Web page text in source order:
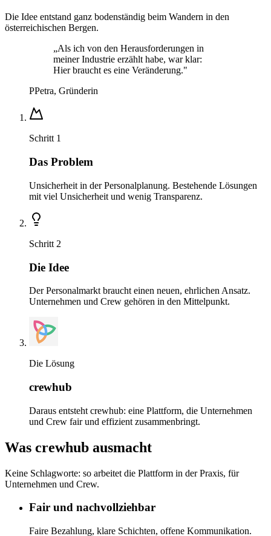
Die Idee entstand ganz bodenständig beim Wandern in den
österreichischen Bergen.
„Als ich von den Herausforderungen in
meiner Industrie erzählt habe, war klar:
Hier braucht es eine Veränderung."
PPetra, Gründerin
Schritt 1
Das Problem
Unsicherheit in der Personalplanung. Bestehende Lösungen
mit viel Unsicherheit und wenig Transparenz.
Schritt 2
Die Idee
Der Personalmarkt braucht einen neuen, ehrlichen Ansatz.
Unternehmen und Crew gehören in den Mittelpunkt.
Die Lösung
crewhub
Daraus entsteht crewhub: eine Plattform, die Unternehmen
und Crew fair und effizient zusammenbringt.
Was crewhub ausmacht
Keine Schlagworte: so arbeitet die Plattform in der Praxis, für
Unternehmen und Crew.
Fair und nachvollziehbar
Faire Bezahlung, klare Schichten, offene Kommunikation.